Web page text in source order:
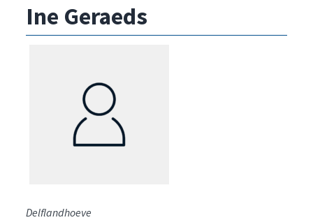
Ine Geraeds
Delflandhoeve